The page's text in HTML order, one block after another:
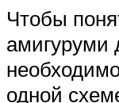
Чтобы
амигуруми
одной